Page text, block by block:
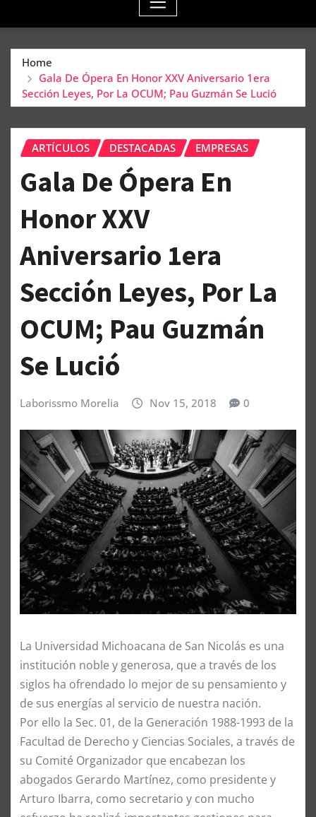
Home
Gala De Ópera En Honor XXV Aniversario 1era
Sección Leyes, Por La OCUM; Pau Guzmán Se Lució
ARTÍCULOS DESTACADAS EMPRESAS
Gala De Ópera En
Honor XXV
Aniversario 1era
Sección Leyes, Por La
OCUM; Pau Guzmán
Se Lució
Laborissmo Morelia Nov 15, 2018 0
La Universidad Michoacana de San Nicolás es una
institución noble y generosa, que a través de los
siglos ha ofrendado lo mejor de su pensamiento y
de sus energías al servicio de nuestra nación.
Por ello la Sec. 01, de la Generación 1988-1993 de la
Facultad de Derecho y Ciencias Sociales, a través de
su Comité Organizador que encabezan los
abogados Gerardo Martínez, como presidente y
Arturo Ibarra, como secretario y con mucho